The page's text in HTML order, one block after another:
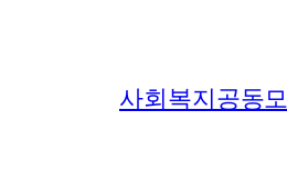
사회복지공동